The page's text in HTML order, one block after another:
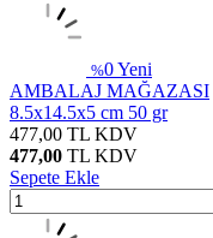
%0Yeni
AMBALAJ MAĞAZASI
8.5x14.5x5 cm 50 gr
477,00 TL KDV
477,00 TL KDV
Sepete Ekle